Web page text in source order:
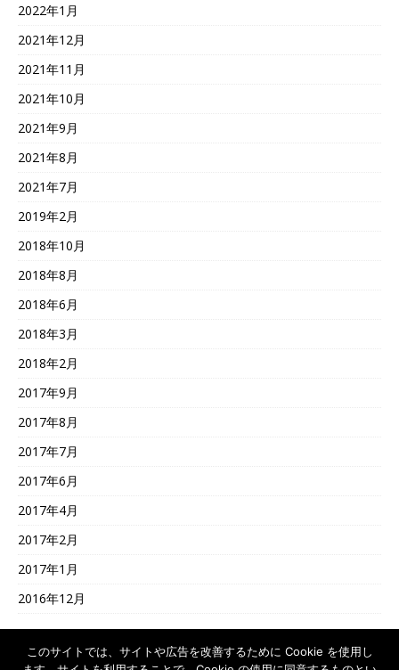
2022年1月
2021年12月
2021年11月
2021年10月
2021年9月
2021年8月
2021年7月
2019年2月
2018年10月
2018年8月
2018年6月
2018年3月
2018年2月
2017年9月
2017年8月
2017年7月
2017年6月
2017年4月
2017年2月
2017年1月
2016年12月
このサイトでは、サイトや広告を改善するために Cookie を使用し